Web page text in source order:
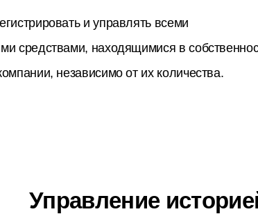
и управлять всеми
средствами, находящимися в
независимо от их количества.
Управление